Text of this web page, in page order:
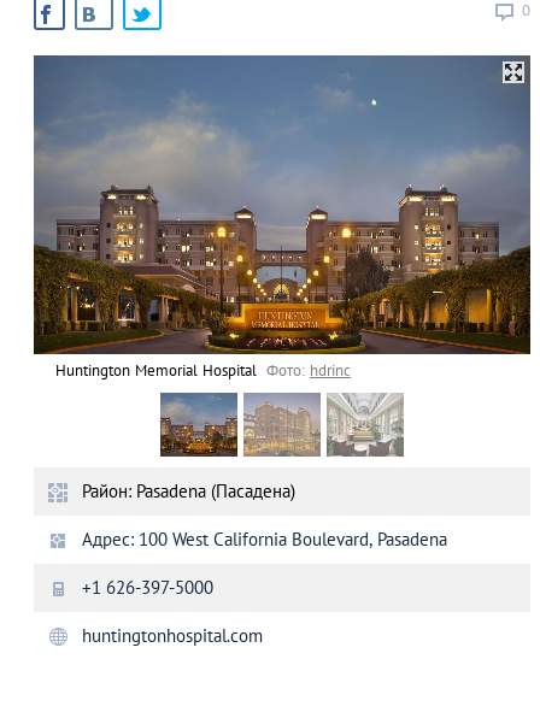
0
Huntington Memorial Hospital Фото: hdrinc
Район: Pasadena (Пасадена)
Адрес: 100 West California Boulevard, Pasadena
+1 626-397-5000
huntingtonhospital.com